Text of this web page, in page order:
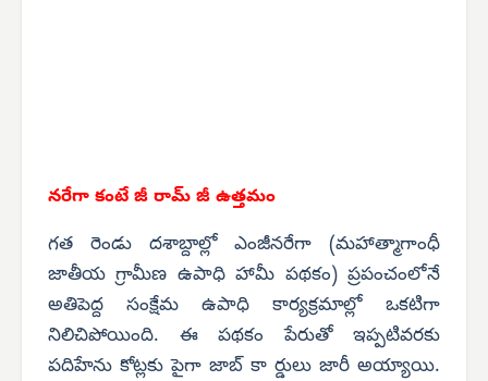
నరేగా కంటే జీ రామ్ జీ ఉత్తమం
గత రెండు దశాబ్దాల్లో ఎంజీనరేగా (మహాత్మాగాంధీ
జాతీయ గ్రామీణ ఉపాధి హామీ పథకం) ప్రపంచంలోనే
అతిపెద్ద సంక్షేమ ఉపాధి కార్యక్రమాల్లో ఒకటిగా
నిలిచిపోయింది. ఈ పథకం పేరుతో ఇప్పటివరకు
పదిహేను కోట్లకు పైగా జాబ్ కా ర్డులు జారీ అయ్యాయి.